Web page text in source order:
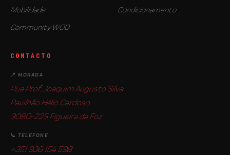
Mobilidade
Condicionamento
Community WOD
CONTACTO
📍 MORADA
Rua Prof. Joaquim Augusto Silva
Pavilhão Hélio Cardoso
3080-225 Figueira da Foz
📞 TELEFONE
+351 936 154 598